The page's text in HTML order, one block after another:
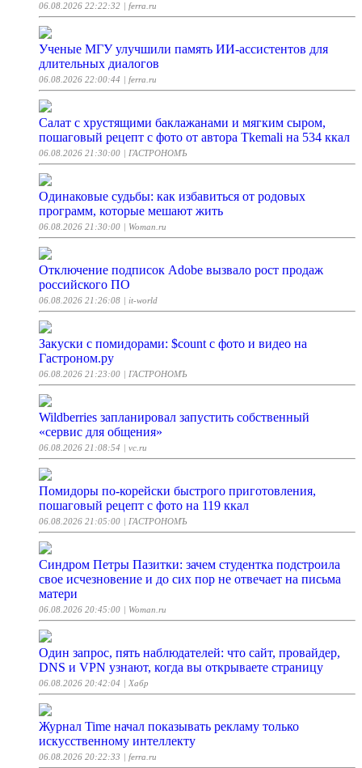
06.08.2026 22:22:32 | ferra.ru
Ученые МГУ улучшили память ИИ-ассистентов для
длительных диалогов
06.08.2026 22:00:44 | ferra.ru
Салат с хрустящими баклажанами и мягким сыром,
пошаговый рецепт с фото от автора Tkemali на 534 ккал
06.08.2026 21:30:00 | ГАСТРОНОМЪ
Одинаковые судьбы: как избавиться от родовых
программ, которые мешают жить
06.08.2026 21:30:00 | Woman.ru
Отключение подписок Adobe вызвало рост продаж
российского ПО
06.08.2026 21:26:08 | it-world
Закуски с помидорами: $count с фото и видео на
Гастроном.ру
06.08.2026 21:23:00 | ГАСТРОНОМЪ
Wildberries запланировал запустить собственный
«сервис для общения»
06.08.2026 21:08:54 | vc.ru
Помидоры по-корейски быстрого приготовления,
пошаговый рецепт с фото на 119 ккал
06.08.2026 21:05:00 | ГАСТРОНОМЪ
Синдром Петры Пазитки: зачем студентка подстроила
свое исчезновение и до сих пор не отвечает на письма
матери
06.08.2026 20:45:00 | Woman.ru
Один запрос, пять наблюдателей: что сайт, провайдер,
DNS и VPN узнают, когда вы открываете страницу
06.08.2026 20:42:04 | Хабр
Журнал Time начал показывать рекламу только
искусственному интеллекту
06.08.2026 20:22:33 | ferra.ru